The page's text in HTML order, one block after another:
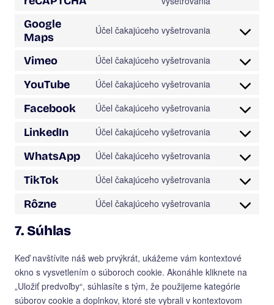
service
Google
Maps
Účel čakajúceho vyšetrovania
Consent
service
Vimeo Účel čakajúceho vyšetrovania
Consent
service
vimeo
YouTube Účel čakajúceho vyšetrovania
Consent
service
youtube
Facebook Účel čakajúceho vyšetrovania
Consent
service
facebook
LinkedIn Účel čakajúceho vyšetrovania
Consent
service
linkedin
WhatsApp Účel čakajúceho vyšetrovania
Consent
service
whatsapp
TikTok Účel čakajúceho vyšetrovania
Consent
service
Rôzne Účel čakajúceho vyšetrovania
Consent
7. Súhlas
Keď navštívite náš web prvýkrát, ukážeme vám kontextové
okno s vysvetlením o súboroch cookie. Akonáhle kliknete na
„Uložiť predvoľby“, súhlasíte s tým, že použijeme kategórie
súborov cookie a doplnkov, ktoré ste vybrali v kontextovom